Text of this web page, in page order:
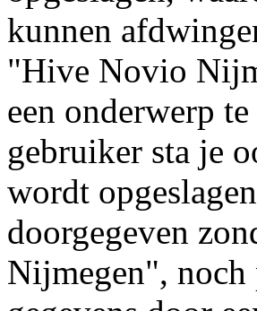
kunnen
"Hive Novio
een onderwerp
gebruiker sta je
wordt
doorgegeven
Nijmegen",